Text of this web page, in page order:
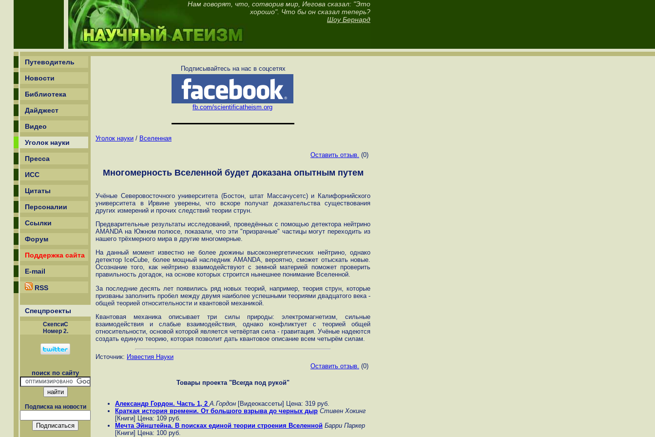
Нам говорят, что, сотворив мир, Иегова сказал: "Это
хорошо". Что бы он сказал теперь?
Шоу Бернард
Путеводитель
Новости
Библиотека
Дайджест
Видео
Уголок науки
Пресса
ИСС
Цитаты
Персоналии
Ссылки
Форум
Поддержка сайта
E-mail
RSS
Спецпроекты
СкепсиС
Номер 2.
поиск по сайту
Подписка на новости
Подписывайтесь на нас в соцсетях
fb.com/scientificatheism.org
Уголок науки / Вселенная
Оставить отзыв. (0)
Многомерность Вселенной будет доказана опытным путем
Учёные Северовосточного университета (Бостон, штат Массачусетс) и Калифорнийского
университета в Ирвине уверены, что вскоре получат доказательства существования
других измерений и прочих следствий теории струн.
Предварительные результаты исследований, проведённых с помощью детектора нейтрино
AMANDA на Южном полюсе, показали, что эти "призрачные" частицы могут переходить из
нашего трёхмерного мира в другие многомерные.
На данный момент известно не более дюжины высокоэнергетических нейтрино, однако
детектор IceCube, более мощный наследник AMANDA, вероятно, сможет отыскать новые.
Осознание того, как нейтрино взаимодействуют с земной материей поможет проверить
правильность догадок, на основе которых строится нынешнее понимание Вселенной.
За последние десять лет появились ряд новых теорий, например, теория струн, которые
призваны заполнить пробел между двумя наиболее успешными теориями двадцатого века -
общей теорией относительности и квантовой механикой.
Квантовая механика описывает три силы природы: электромагнетизм, сильные
взаимодействия и слабые взаимодействия, однако конфликтует с теорией общей
относительности, основой которой является четвёртая сила - гравитация. Учёные надеются
создать единую теорию, которая позволит дать квантовое описание всем четырём силам.
Источник: Известия Науки
Оставить отзыв. (0)
Товары проекта "Всегда под рукой"
Александр Гордон. Часть 1, 2А.Гордон [Видеокассеты] Цена: 319 руб.
Краткая история времени. От большого взрыва до черных дыр Стивен Хокинг
[Книги] Цена: 109 руб.
Мечта Эйнштейна. В поисках единой теории строения Вселенной Барри Паркер
[Книги] Цена: 100 руб.